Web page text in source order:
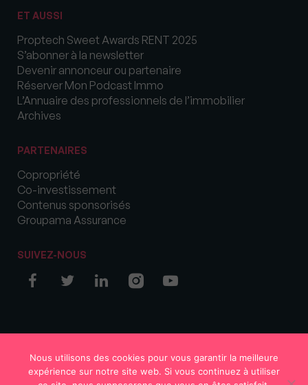
ET AUSSI
Proptech Sweet Awards RENT 2025
S’abonner à la newsletter
Devenir annonceur ou partenaire
Réserver Mon Podcast Immo
L’Annuaire des professionnels de l’immobilier
Archives
PARTENAIRES
Copropriété
Co-investissement
Contenus sponsorisés
Groupama Assurance
SUIVEZ-NOUS
Nous utilisons des cookies pour vous garantir la meilleure
expérience sur notre site web. Si vous continuez à utiliser